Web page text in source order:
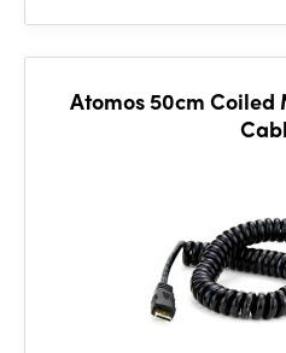
Atomos 50cm Coiled